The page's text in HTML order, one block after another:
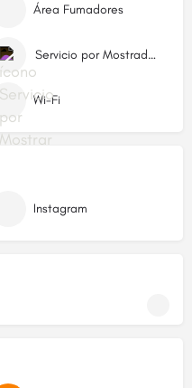
Área Fumadores
Servicio por Mostrador/Caja
Wi-Fi
Instagram